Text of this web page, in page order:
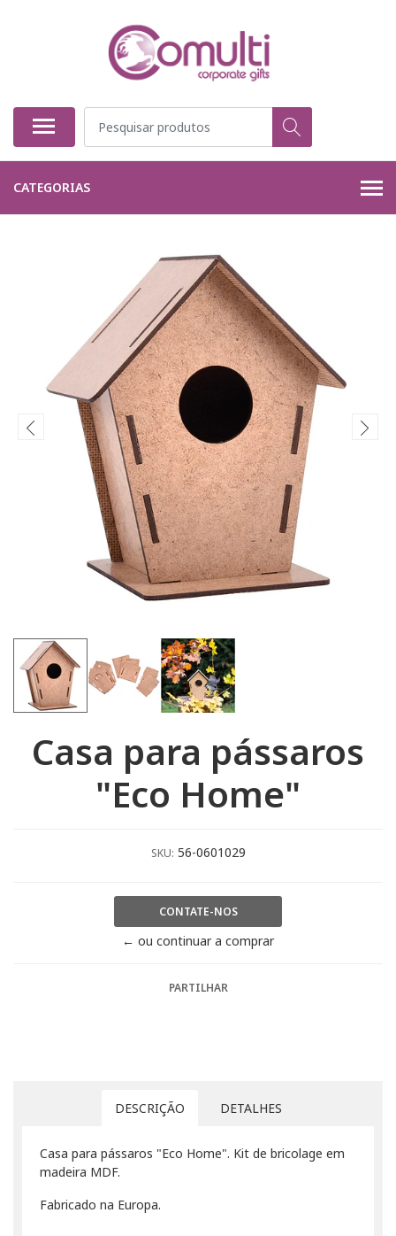
CATEGORIAS
Casa para pássaros
"Eco Home"
SKU: 56-0601029
CONTATE-NOS
← ou continuar a comprar
PARTILHAR
DESCRIÇÃO DETALHES
Casa para pássaros "Eco Home". Kit de bricolage em
madeira MDF.
Fabricado na Europa.